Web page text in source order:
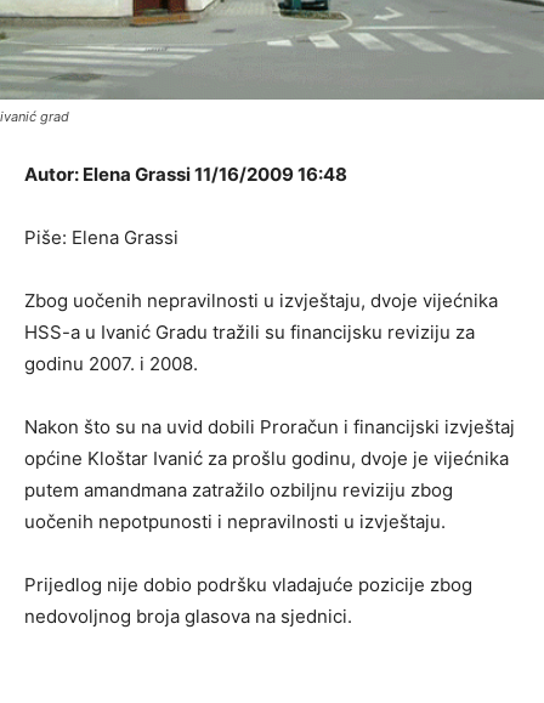
ivanić grad
Autor: Elena Grassi 11/16/2009 16:48
Piše: Elena Grassi
Zbog uočenih nepravilnosti u izvještaju, dvoje vijećnika
HSS-a u Ivanić Gradu tražili su financijsku reviziju za
godinu 2007. i 2008.
Nakon što su na uvid dobili Proračun i financijski izvještaj
općine Kloštar Ivanić za prošlu godinu, dvoje je vijećnika
putem amandmana zatražilo ozbiljnu reviziju zbog
uočenih nepotpunosti i nepravilnosti u izvještaju.
Prijedlog nije dobio podršku vladajuće pozicije zbog
nedovoljnog broja glasova na sjednici.